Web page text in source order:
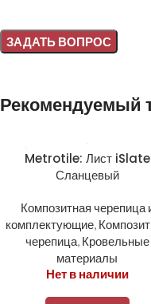
Рекомендуемый
Metrotile: Лист iSlate
Сланцевый
Композитная черепица
комплектующие,
черепица, Кровельные
материалы
Нет в наличии